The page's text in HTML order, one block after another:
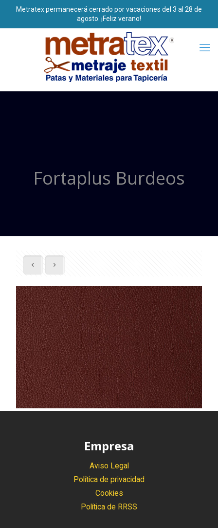
Fortaplus Burdeos
Empresa
Aviso Legal
Política de privacidad
Cookies
Política de RRSS